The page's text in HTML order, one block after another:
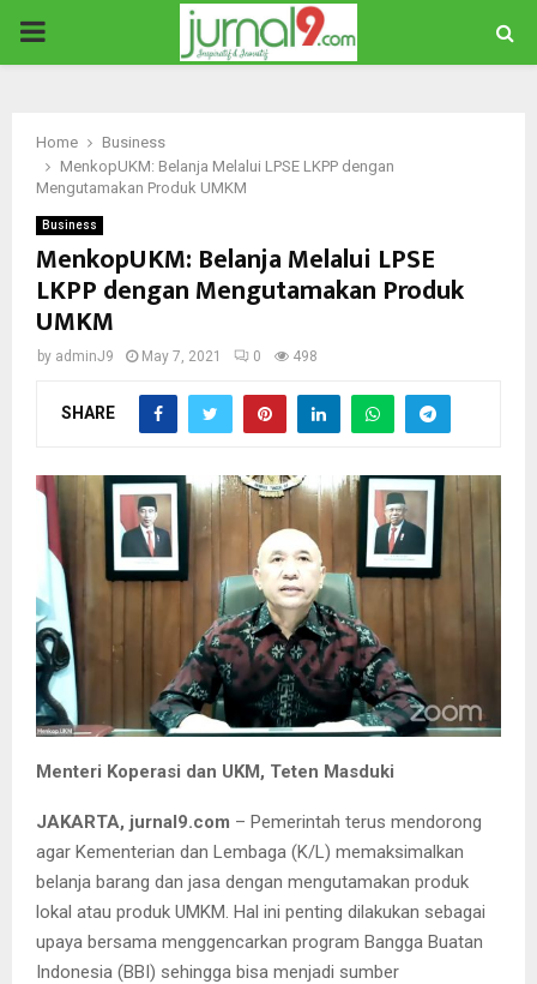
PRIMARY
Home
Business
MenkopUKM: Belanja Melalui LPSE LKPP dengan
Mengutamakan Produk UMKM
Business
MenkopUKM: Belanja Melalui LPSE
LKPP dengan Mengutamakan Produk
UMKM
by adminJ9 May 7, 2021 0 498
SHARE
Menteri Koperasi dan UKM, Teten Masduki
JAKARTA, jurnal9.com – Pemerintah terus mendorong
agar Kementerian dan Lembaga (K/L) memaksimalkan
belanja barang dan jasa dengan mengutamakan produk
lokal atau produk UMKM. Hal ini penting dilakukan sebagai
upaya bersama menggencarkan program Bangga Buatan
Indonesia (BBI) sehingga bisa menjadi sumber